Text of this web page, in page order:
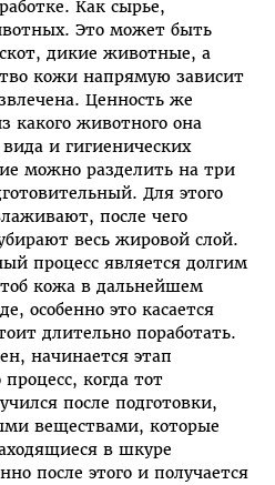
Как сырье,
Это может быть
дикие животные, а
кожи напрямую зависит
Ценность же
какого животного она
и гигиенических
можно разделить на три
Для этого
после чего
весь жировой слой.
процесс является долгим
кожа в дальнейшем
особенно это касается
длительно поработать.
начинается этап
когда тот
после подготовки,
веществами, которые
в шкуре
после этого и получается